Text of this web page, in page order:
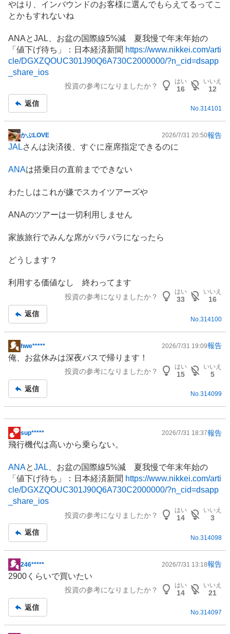
記
事
やはり、 インバウンドのお客様に選んでもらえてるってこ
とかもすれないね
ANAとJAL、お盆の国際線5%減 夏我慢で年末年始の
「値下げ待ち」：日本経済新聞 https://www.nikkei.com/arti
cle/DGXZQOUC301J90Q6A730C2000000/?n_cid=dsapp
_share_ios
投資の参考になりましたか？
はい
16
いいえ
12
返信
No.314101
掲
示
記
かぶLOVE 2026/7/31 20:50報告
JALさんは決済後、すぐに座席指定できるのに
ANAは搭乗日の直前までできない
わたしはこれが嫌でスカイツアーズや
ANAのツアーは一切利用しません
家族旅行でみんな席がバラバラになったら
どうします？
利用する価値なし 終わってます
投資の参考になりましたか？
はい
33
いいえ
16
返信
No.314100
掲
示
事
hwe***** 2026/7/31 19:09報告
俺、お盆休みは深夜バスで帰ります！
投資の参考になりましたか？
はい
15
いいえ
5
返信
No.314099
掲
示
記
sup***** 2026/7/31 18:37報告
飛行機代は高いから乗らない。
ANAとJAL、お盆の国際線5%減 夏我慢で年末年始の
「値下げ待ち」：日本経済新聞 https://www.nikkei.com/arti
cle/DGXZQOUC301J90Q6A730C2000000/?n_cid=dsapp
_share_ios
投資の参考になりましたか？
はい
14
いいえ
3
返信
No.314098
掲
示
事
246***** 2026/7/31 13:18報告
2900くらいで買いたい
投資の参考になりましたか？
はい
14
いいえ
21
返信
No.314097